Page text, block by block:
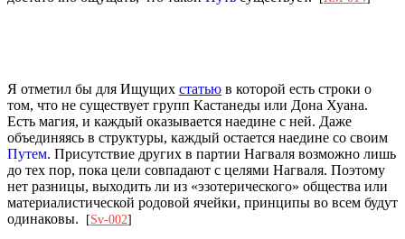
Я отметил бы для Ищущих статью в которой есть строки о
том, что не существует групп Кастанеды или Дона Хуана.
Есть магия, и каждый оказывается наедине с ней. Даже
объединяясь в структуры, каждый остается наедине со своим
Путем. Присутствие других в партии Нагваля возможно лишь
до тех пор, пока цели совпадают с целями Нагваля. Поэтому
нет разницы, выходить ли из «эзотерического» общества или
материалистической родовой ячейки, принципы во всем будут
одинаковы.
[Sv-002]